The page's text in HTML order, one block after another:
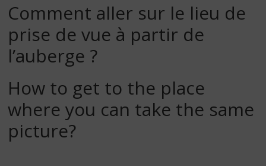
Comment aller sur le lieu de
prise de vue à partir de
l’auberge ?
How to get to the place
where you can take the same
picture?